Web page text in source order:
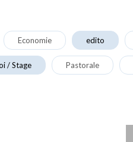
Economie edito
/ Stage Pastorale